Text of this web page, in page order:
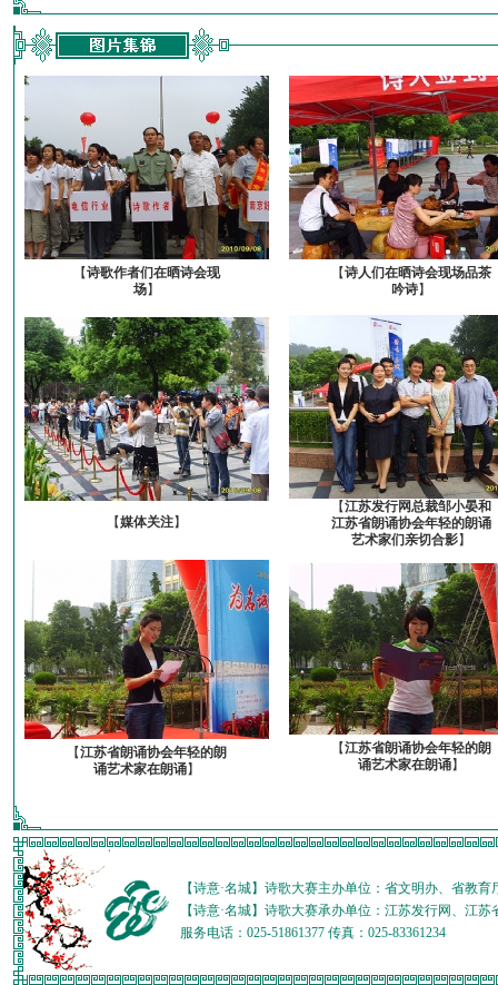
【诗歌作者们在晒诗会现
场】
【诗人们在晒诗会现场品茶
吟诗】
【媒体关注】
【江苏发行网总裁邹小晏和
江苏省朗诵协会年轻的朗诵
艺术家们亲切合影】
【江苏省朗诵协会年轻的朗
诵艺术家在朗诵】
【江苏省朗诵协会年轻的朗
诵艺术家在朗诵】
【诗意·名城】诗歌大赛主办单位：省文明办、省教
【诗意·名城】诗歌大赛承办单位：江苏发行网、江
服务电话：025-51861377 传真：025-83361234